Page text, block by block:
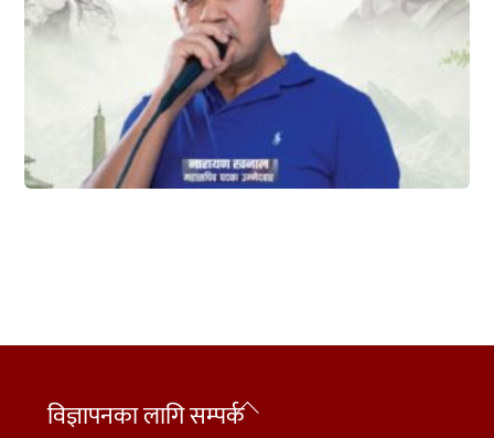
Back
विज्ञापनका लागि सम्पर्क